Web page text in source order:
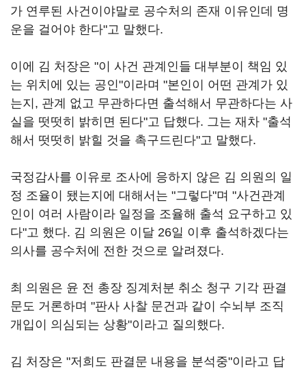
가 연루된 사건이야말로 공수처의 존재 이유인데 명
운을 걸어야 한다"고 말했다.
이에 김 처장은 "이 사건 관계인들 대부분이 책임 있
는 위치에 있는 공인"이라며 "본인이 어떤 관계가 있
는지, 관계 없고 무관하다면 출석해서 무관하다는 사
실을 떳떳히 밝히면 된다"고 답했다. 그는 재차 "출석
해서 떳떳히 밝힐 것을 촉구드린다"고 말했다.
국정감사를 이유로 조사에 응하지 않은 김 의원의 일
정 조율이 됐는지에 대해서는 "그렇다"며 "사건관계
인이 여러 사람이라 일정을 조율해 출석 요구하고 있
다"고 했다. 김 의원은 이달 26일 이후 출석하겠다는
의사를 공수처에 전한 것으로 알려졌다.
최 의원은 윤 전 총장 징계처분 취소 청구 기각 판결
문도 거론하며 "판사 사찰 문건과 같이 수뇌부 조직
개입이 의심되는 상황"이라고 질의했다.
김 처장은 "저희도 판결문 내용을 분석중"이라고 답